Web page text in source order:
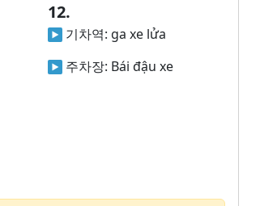
12.
기차역: ga xe lửa
주차장: Bái đậu xe